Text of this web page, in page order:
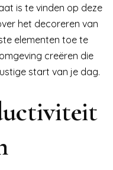
is te vinden op deze
het decoreren van
elementen toe te
creëren die
start van je dag.